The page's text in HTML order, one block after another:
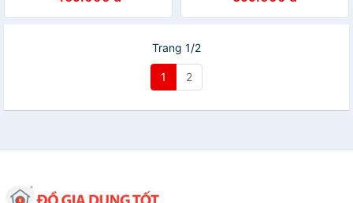
Bảo hành 2 tháng
Trang 1/2
1 2